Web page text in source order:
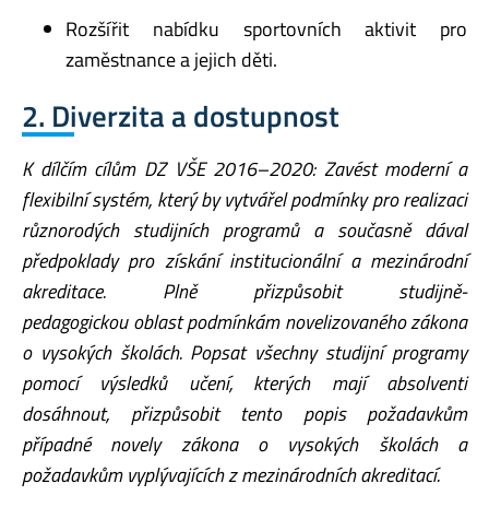
Rozšířit nabídku sportovních aktivit pro
zaměstnance a jejich děti.
2. Diverzita a dostupnost
K dílčím cílům DZ VŠE 2016–2020: Zavést moderní a
flexibilní systém, který by vytvářelpodmínky pro realizaci
různorodých studijních programů a současně dával
předpoklady pro získání institucionální a mezinárodní
akreditace. Plně přizpůsobit studijně-
pedagogickouoblast podmínkám novelizovaného zákona
o vysokých školách. Popsat všechny studijníprogramy
pomocí výsledků učení, kterých mají absolventi
dosáhnout, přizpůsobit tento popis požadavkům
případné novely zákona o vysokých školách a
požadavkům vyplývajícíchz mezinárodních akreditací.